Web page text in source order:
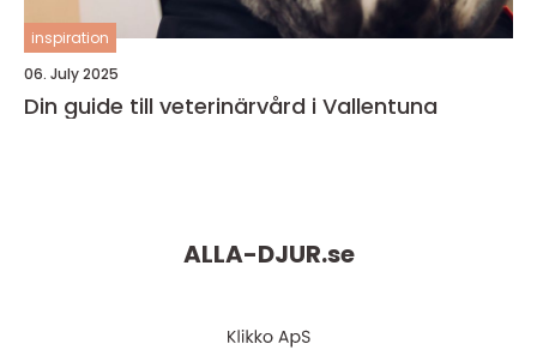
inspiration
06. July 2025
Din guide till veterinärvård i Vallentuna
ALLA-DJUR.se